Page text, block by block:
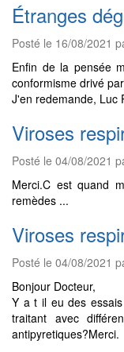
Étranges
Posté le 16/08/2021
Enfin de la pensée
conformisme drivé
J'en redemande, Luc
Viroses
Posté le 04/08/2021
Merci.C est quand
remèdes ...
Viroses
Posté le 04/08/2021
Bonjour Docteur,
Y a t il eu des
traitant avec
antipyretiques?Merci.